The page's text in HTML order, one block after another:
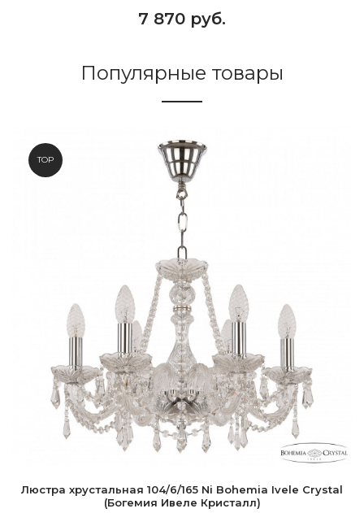
7 870 руб.
Популярные товары
TOP
Люстра хрустальная 104/6/165 Ni Bohemia Ivele Crystal
(Богемия Ивеле Кристалл)